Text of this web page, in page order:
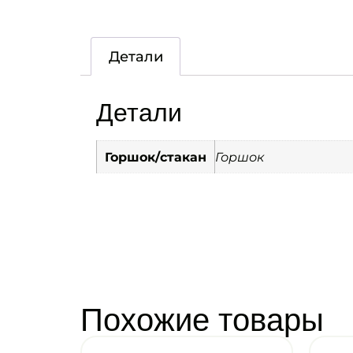
Детали
Детали
Горшок/стакан Горшок
Похожие товары